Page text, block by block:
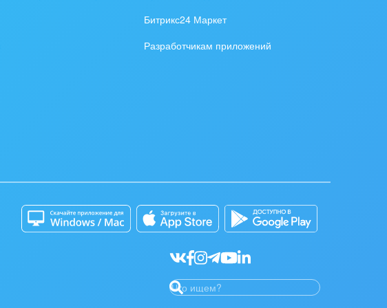
Битрикс24 Маркет
Разработчикам приложений